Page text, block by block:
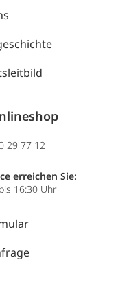
29 77 12
erreichen Sie:
16:30 Uhr